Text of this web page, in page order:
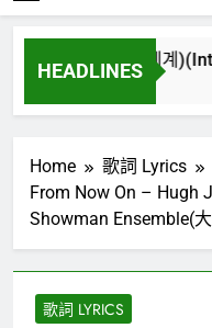
HEADLINES
界(다시만난세계)(Into
Home
歌詞 Lyrics
From Now On – Hugh
Showman Ensemble(
歌詞 LYRICS